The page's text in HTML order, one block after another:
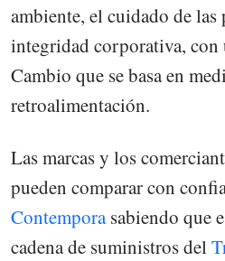
ambiente, el cuidado de las
integridad corporativa, con
Cambio que se basa en
retroalimentación.
Las marcas y los
pueden comparar con
Contemporasabiendo que
cadena de suministros del